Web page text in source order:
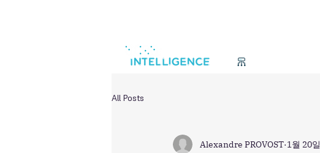
All Posts
Alexandre PROVOST 1월 20일